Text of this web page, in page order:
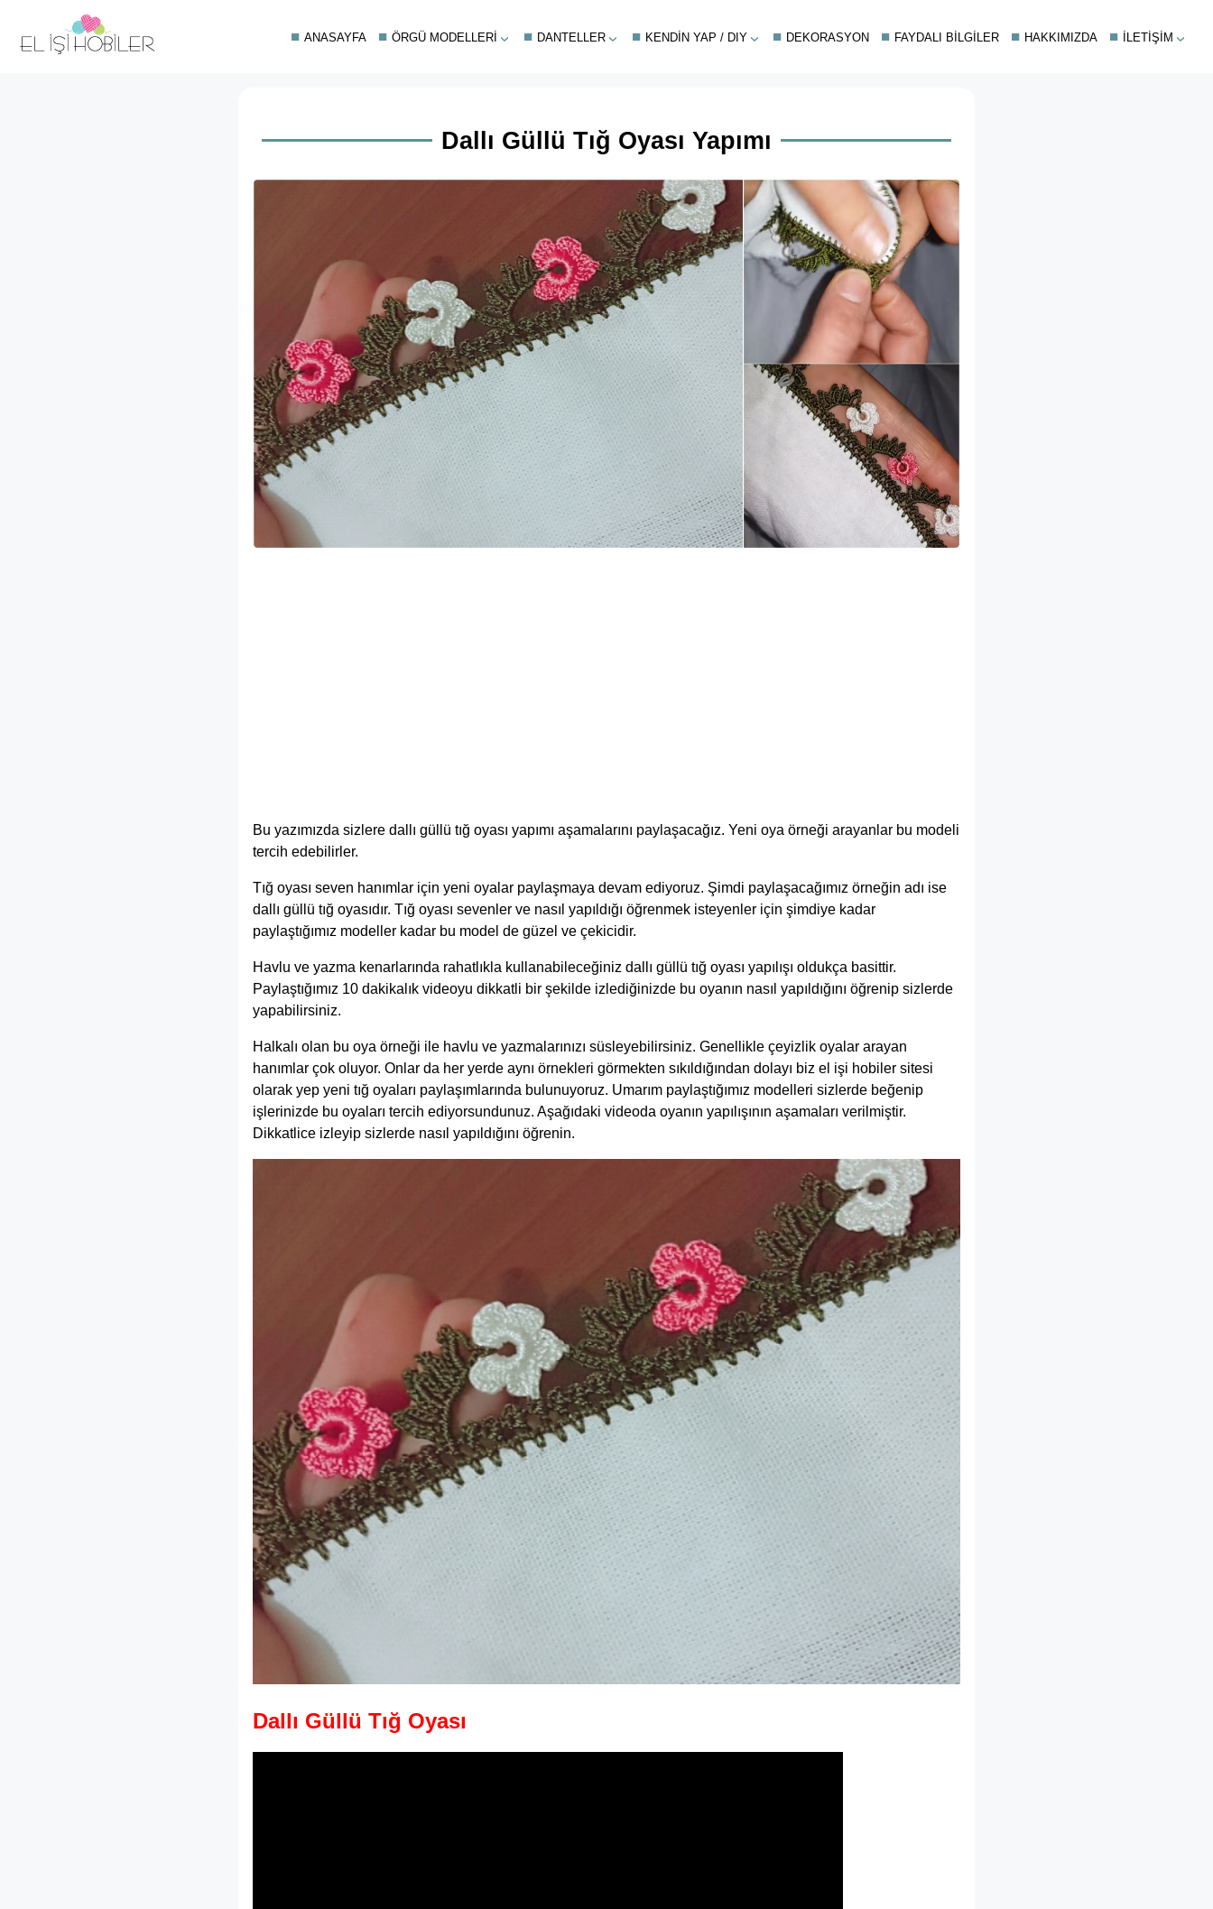
ANASAYFA ÖRGÜ MODELLERI DANTELLER KENDIN YAP / DIY DEKORASYON FAYDALI BILGILER HAKKIMIZDA İLETIŞIM
Dallı Güllü Tığ Oyası Yapımı
Bu yazımızda sizlere dallı güllü tığ oyası yapımı aşamalarını paylaşacağız. Yeni oya örneği arayanlar bu modeli
tercih edebilirler.
Tığ oyası seven hanımlar için yeni oyalar paylaşmaya devam ediyoruz. Şimdi paylaşacağımız örneğin adı ise
dallı güllü tığ oyasıdır. Tığ oyası sevenler ve nasıl yapıldığı öğrenmek isteyenler için şimdiye kadar
paylaştığımız modeller kadar bu model de güzel ve çekicidir.
Havlu ve yazma kenarlarında rahatlıkla kullanabileceğiniz dallı güllü tığ oyası yapılışı oldukça basittir.
Paylaştığımız 10 dakikalık videoyu dikkatli bir şekilde izlediğinizde bu oyanın nasıl yapıldığını öğrenip sizlerde
yapabilirsiniz.
Halkalı olan bu oya örneği ile havlu ve yazmalarınızı süsleyebilirsiniz. Genellikle çeyizlik oyalar arayan
hanımlar çok oluyor. Onlar da her yerde aynı örnekleri görmekten sıkıldığından dolayı biz el işi hobiler sitesi
olarak yep yeni tığ oyaları paylaşımlarında bulunuyoruz. Umarım paylaştığımız modelleri sizlerde beğenip
işlerinizde bu oyaları tercih ediyorsundunuz. Aşağıdaki videoda oyanın yapılışının aşamaları verilmiştir.
Dikkatlice izleyip sizlerde nasıl yapıldığını öğrenin.
Dallı Güllü Tığ Oyası